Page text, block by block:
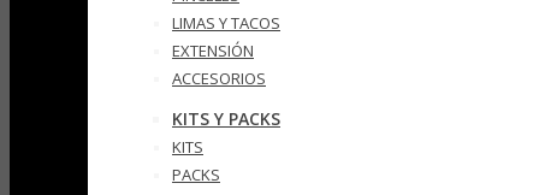
LIMAS Y TACOS
EXTENSIÓN
ACCESORIOS
KITS Y PACKS
KITS
PACKS